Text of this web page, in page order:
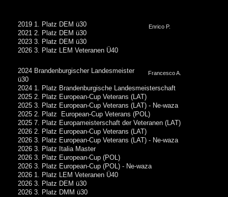
Enrico P.
2019 1. Platz DEM ü30
2021 2. Platz DEM ü30
2023 3. Platz DEM ü30
2026 3. Platz LEM Veteranen Ü40
Francesco A.
2024 Brandenburgischer Landesmeister
ü30
2024 1. Platz Brandenburgische Landesmeisterschaft
2025 2. Platz European-Cup Veterans (LAT)
2025 3. Platz European-Cup Veterans (LAT) - Ne-waza
2025 2. Platz European-Cup Veterans (POL)
2025 7. Platz Europameisterschaft der Veteranen (LAT)
2026 2. Platz European-Cup Veterans (LAT)
2026 3. Platz European-Cup Veterans (LAT) - Ne-waza
2026 3. Platz Italia Master
2026 3. Platz European-Cup (POL)
2026 3. Platz European-Cup (POL) - Ne-waza
2026 1. Platz LEM Veteranen Ü40
2026 3. Platz DEM ü30
2026 3. Platz DMM ü30